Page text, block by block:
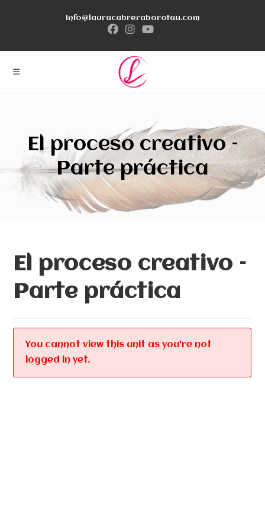
info@lauracabreraborotau.com
El proceso creativo –
Parte práctica
El proceso creativo –
Parte práctica
You cannot view this unit as you're not
logged in yet.